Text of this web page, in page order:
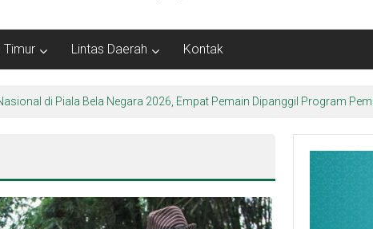
Timur Lintas Daerah Kontak
Luhur di Bumi Perkemahan Makroman Indah melalui CAI ke-47